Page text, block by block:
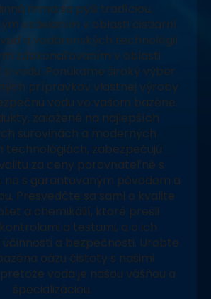
firma sa pýši tradíciou,
vzdelaním v oblasti čistiarní
a vodárenských technológií
zdokonaľovaním v oblasti
vodu. Ponúkame široký výber
prípravkov vlastnej výroby
vodu vo vašom bazéne.
založené na najlepších
surovinách a moderných
technológiách, zabezpečujú
za ceny porovnateľné s
no s garantovaným pôvodom a
Presvedčte sa sami o kvalite
a chemikálií, ktoré prešli
a testami, a o ich
a bezpečnosti. Urobte
oázu čistoty s našimi
voda je našou vášňou a
špecializáciou.